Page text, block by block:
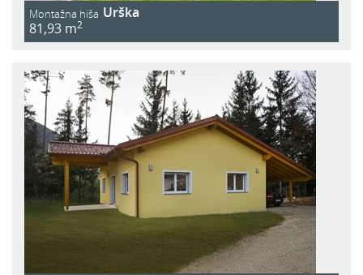
Montažna hiša Urška
81,93 m2